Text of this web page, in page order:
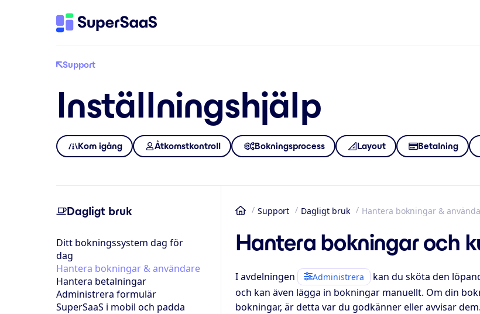
Support
Inställningshjälp
Kom igång Åtkomstkontroll Bokningsprocess Layout Betalning
Dagligt bruk
Ditt bokningssystem dag för
dag
Hantera bokningar & användare
Hantera betalningar
Administrera formulär
SuperSaaS i mobil och padda
HemSupport Dagligt bruk Hantera bokningar &
Hantera bokningar och
I avdelningen Administrera
kan du sköta den
och kan även lägga in bokningar manuellt. Om din
bokningar, är detta var du godkänner eller avvisar